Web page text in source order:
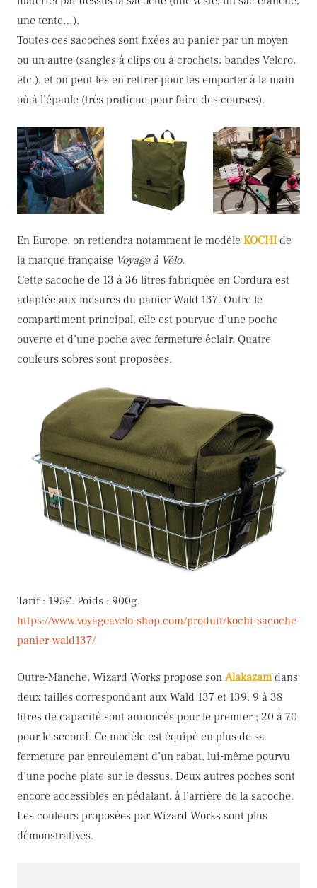
une tente…).
Toutes ces sacoches sont fixées au panier par un moyen
ou un autre (sangles à clips ou à crochets, bandes Velcro,
etc.), et on peut les en retirer pour les emporter à la main
où à l’épaule (très pratique pour faire des courses).
En Europe, on retiendra notamment le modèle KOCHIde
la marque française Voyage à Vélo.
Cette sacoche de 13 à 36 litres fabriquée en Cordura est
adaptée aux mesures du panier Wald 137. Outre le
compartiment principal, elle est pourvue d’une poche
ouverte et d’une poche avec fermeture éclair. Quatre
couleurs sobres sont proposées.
Tarif : 195€. Poids : 900g.
https://www.voyageavelo-shop.com/produit/kochi-sacoche-
panier-wald137/
Outre-Manche, Wizard Works propose son Alakazamdans
deux tailles correspondant aux Wald 137 et 139. 9 à 38
litres de capacité sont annoncés pour le premier ; 20 à 70
pour le second. Ce modèle est équipé en plus de sa
fermeture par enroulement d’un rabat, lui-même pourvu
d’une poche plate sur le dessus. Deux autres poches sont
encore accessibles en pédalant, à l’arrière de la sacoche.
Les couleurs proposées par Wizard Works sont plus
démonstratives.